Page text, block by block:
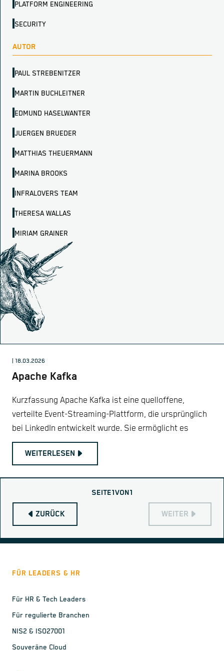
PLATFORM ENGINEERING
SECURITY
AUTOR
PAUL STREBENITZER
MARTIN BUCHLEITNER
EDMUND HASELWANTER
JUERGEN BRUEDER
MATTHIAS THEUERMANN
MARINA BROOKS
INFRALOVERS TEAM
THERESA WALLAS
MIRIAM GRAINER
| 18.03.2026
Apache Kafka
Kurzfassung Apache Kafka ist eine quelloffene,
verteilte Event-Streaming-Plattform, die ursprünglich
bei LinkedIn entwickelt wurde. Sie ermöglicht es
WEITERLESEN
ZURÜCK
SEITE1VON1
WEITER
FÜR LEADERS & HR
Für HR & Tech Leaders
Für regulierte Branchen
NIS2 & ISO27001
Souveräne Cloud